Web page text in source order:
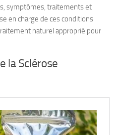
symptômes, traitements et
en charge de ces conditions
naturel approprié pour
la Sclérose